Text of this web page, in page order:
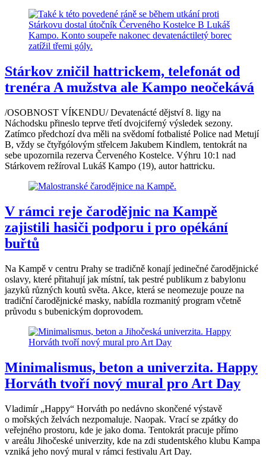
Stárkov zničil hattrickem, telefonát od
trenéra A mužstva ale Kampo neočekává
/OSOBNOST VÍKENDU/ Devatenácté dějství 8. ligy na
Náchodsku přineslo teprve třetí dvojciferný výsledek sezony.
Zatímco předchozí dva měli na svědomí fotbalisté Police nad Metují
B, vždy se čtyřgólovým střelcem Jakubem Kindlem, tentokrát na
sebe upozornila rezerva Červeného Kostelce. Výhru 10:1 nad
Stárkovem režíroval Lukáš Kampo (19), autor hattricku.
V rámci reje čarodějnic na Kampě
zajistili hasiči podporu i pro opékání
buřtů
Na Kampě v centru Prahy se tradičně konají jedinečné čarodějnické
oslavy, které přitahují jak místní, tak pestré publikum z babylonu
jazyků různých koutů světa. Akce, která se neomezuje pouze na
tradiční čarodějnické masky, nabídla rozmanitý program včetně
průvodu s bubenickým doprovodem.
Minimalismus, beton a univerzita. Happy
Horváth tvoří nový mural pro Art Day
Vladimír „Happy“ Horváth po nedávno skončené výstavě
o mořských želvách nezpomaluje. Naopak. Vrací se zpátky do
veřejného prostoru, kde je jako doma. Tentokrát pracuje přímo
v areálu Jihočeské univerzity, kde na zdi studentského klubu Kampa
vzniká jeho nový mural v rámci festivalu Art Day.